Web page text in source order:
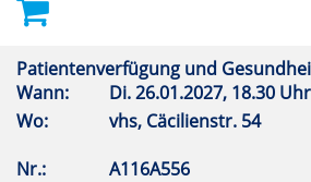
Patientenverfügung und
Wann:
Di.26.01.2027, 18.30 Uhr
Wo:
vhs, Cäcilienstr. 54
Nr.:
A116A556